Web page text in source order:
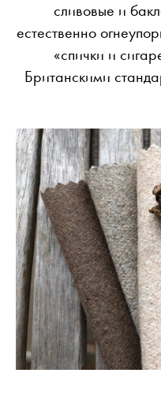
сливовые и
естественно
«спички и
Британскими